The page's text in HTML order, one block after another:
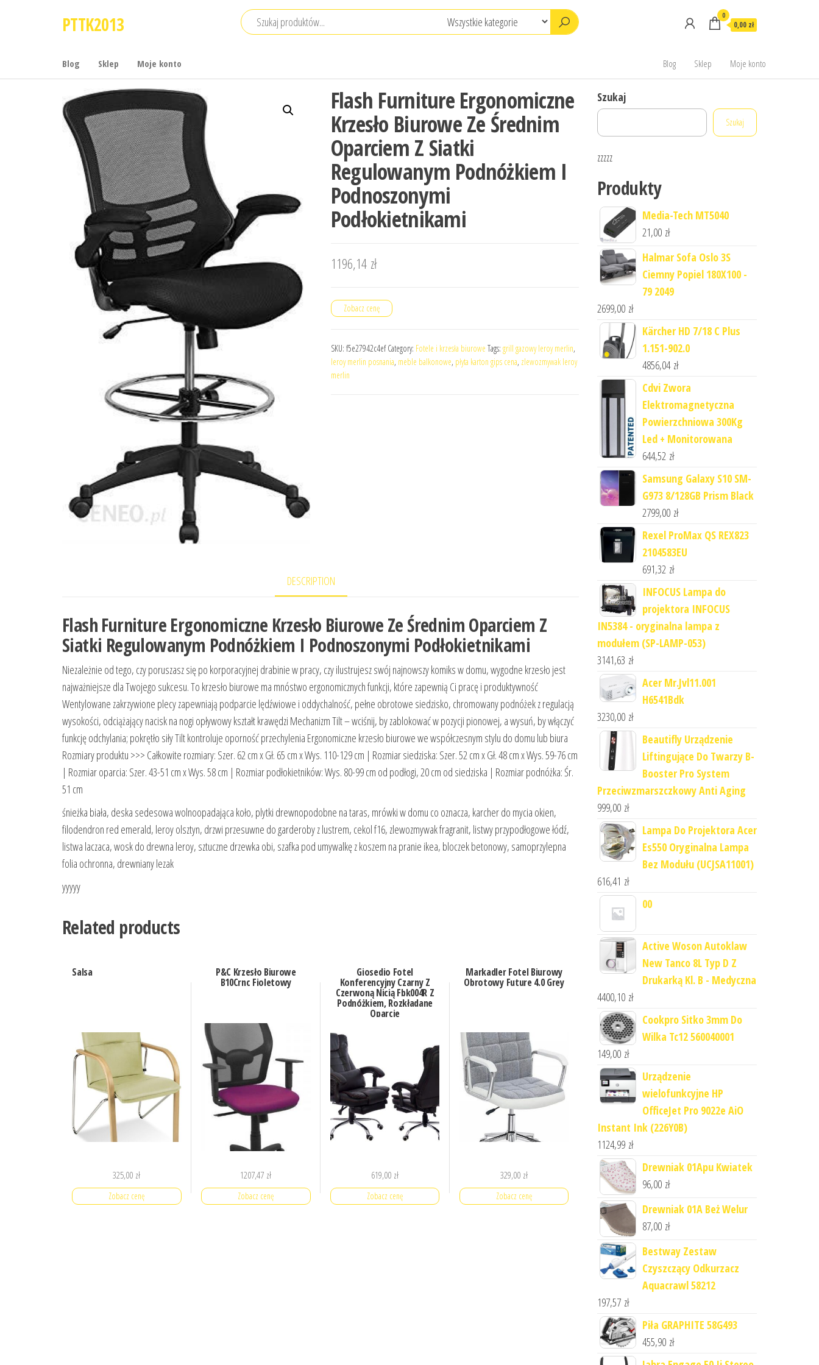
PTTK2013 0
0,00 zł
Blog Sklep Moje konto Blog Sklep Moje konto
Flash Furniture Ergonomiczne
Krzesło Biurowe Ze Średnim
Oparciem Z Siatki
Regulowanym Podnóżkiem I
Podnoszonymi
Podłokietnikami
1196,14 zł
Zobacz cenę
SKU: f5e27942c4ef Category: Fotele i krzesła biurowe Tags: grill gazowy leroy merlin,
leroy merlin posnania, meble balkonowe, płyta karton gips cena, zlewozmywak leroy
merlin
DESCRIPTION
Flash Furniture Ergonomiczne Krzesło Biurowe Ze Średnim Oparciem Z
Siatki Regulowanym Podnóżkiem I Podnoszonymi Podłokietnikami
Niezależnie od tego, czy poruszasz się po korporacyjnej drabinie w pracy, czy ilustrujesz swój najnowszy komiks w domu, wygodne krzesło jest
najważniejsze dla Twojego sukcesu. To krzesło biurowe ma mnóstwo ergonomicznych funkcji, które zapewnią Ci pracę i produktywność
Wentylowane zakrzywione plecy zapewniają podparcie lędźwiowe i oddychalność, pełne obrotowe siedzisko, chromowany podnóżek z regulacją
wysokości, odciążający nacisk na nogi opływowy kształt krawędzi Mechanizm Tilt – wciśnij, by zablokować w pozycji pionowej, a wysuń, by włączyć
funkcję odchylania; pokrętło siły Tilt kontroluje oporność przechylenia Ergonomiczne krzesło biurowe we współczesnym stylu do domu lub biura
Rozmiary produktu >>> Całkowite rozmiary: Szer. 62 cm x Gł. 65 cm x Wys. 110-129 cm | Rozmiar siedziska: Szer. 52 cm x Gł. 48 cm x Wys. 59-76 cm
| Rozmiar oparcia: Szer. 43-51 cm x Wys. 58 cm | Rozmiar podłokietników: Wys. 80-99 cm od podłogi, 20 cm od siedziska | Rozmiar podnóżka: Śr.
51 cm
śnieżka biała, deska sedesowa wolnoopadająca koło, plytki drewnopodobne na taras, mrówki w domu co oznacza, karcher do mycia okien,
filodendron red emerald, leroy olsztyn, drzwi przesuwne do garderoby z lustrem, cekol f16, zlewozmywak fragranit, listwy przypodłogowe łódź,
listwa laczaca, wosk do drewna leroy, sztuczne drzewka obi, szafka pod umywalkę z koszem na pranie ikea, bloczek betonowy, samoprzylepna
folia ochronna, drewniany lezak
yyyyy
Related products
Salsa
325,00 zł
Zobacz cenę
P&C Krzesło Biurowe
B10Crnc Fioletowy
1207,47 zł
Zobacz cenę
Giosedio Fotel
Konferencyjny Czarny Z
Czerwoną Nicią Fbk004R Z
Podnóżkiem, Rozkładane
Oparcie
619,00 zł
Zobacz cenę
Markadler Fotel Biurowy
Obrotowy Future 4.0 Grey
329,00 zł
Zobacz cenę
Szukaj
Szukaj
zzzzz
Produkty
Media-Tech MT5040
21,00 zł
Halmar Sofa Oslo 3S
Ciemny Popiel 180X100 -
79 2049
2699,00 zł
Kärcher HD 7/18 C Plus
1.151-902.0
4856,04 zł
Cdvi Zwora
Elektromagnetyczna
Powierzchniowa 300Kg
Led + Monitorowana
644,52 zł
Samsung Galaxy S10 SM-
G973 8/128GB Prism Black
2799,00 zł
Rexel ProMax QS REX823
2104583EU
691,32 zł
INFOCUS Lampa do
projektora INFOCUS
IN5384 - oryginalna lampa z
modułem (SP-LAMP-053)
3141,63 zł
Acer Mr.Jvl11.001
H6541Bdk
3230,00 zł
Beautifly Urządzenie
Liftingujące Do Twarzy B-
Booster Pro System
Przeciwzmarszczkowy Anti Aging
999,00 zł
Lampa Do Projektora Acer
Es550 Oryginalna Lampa
Bez Modułu (UCJSA11001)
616,41 zł
00
Active Woson Autoklaw
New Tanco 8L Typ D Z
Drukarką Kl. B - Medyczna
4400,10 zł
Cookpro Sitko 3mm Do
Wilka Tc12 560040001
149,00 zł
Urządzenie
wielofunkcyjne HP
OfficeJet Pro 9022e AiO
Instant Ink (226Y0B)
1124,99 zł
Drewniak 01Apu Kwiatek
96,00 zł
Drewniak 01A Beż Welur
87,00 zł
Bestway Zestaw
Czyszczący Odkurzacz
Aquacrawl 58212
197,57 zł
Piła GRAPHITE 58G493
455,90 zł